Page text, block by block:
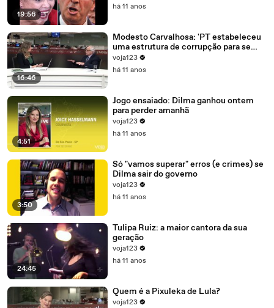
19:56
há 11 anos
16:46
Modesto Carvalhosa: 'PT estabeleceu
uma estrutura de corrupção para se
manter no poder'
voja123
há 11 anos
4:51
Jogo ensaiado: Dilma ganhou ontem
para perder amanhã
voja123
há 11 anos
3:50
Só "vamos superar" erros (e crimes) se
Dilma sair do governo
voja123
há 11 anos
24:45
Tulipa Ruiz: a maior cantora da sua
geração
voja123
há 11 anos
Quem é a Pixuleka de Lula?
voja123